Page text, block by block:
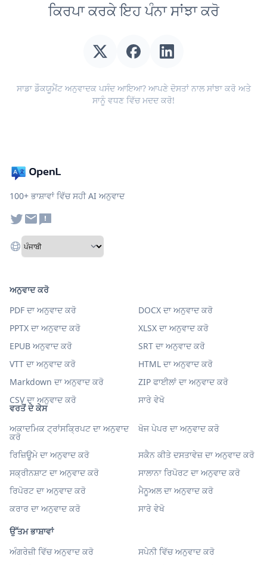
ਕਿਰਪਾ ਕਰਕੇ ਇਹ ਪੰਨਾ ਸਾਂਝਾ ਕਰੋ
ਸਾਡਾ ਡੌਕਯੂਮੈਂਟ ਅਨੁਵਾਦਕ ਪਸੰਦ ਆਇਆ? ਆਪਣੇ ਦੋਸਤਾਂ ਨਾਲ ਸਾਂਝਾ ਕਰੋ ਅਤੇ
ਸਾਨੂੰ ਵਧਣ ਵਿੱਚ ਮਦਦ ਕਰੋ!
100+ ਭਾਸ਼ਾਵਾਂ ਵਿੱਚ ਸਹੀ AI ਅਨੁਵਾਦ
ਵਰਤੋਂ ਦੇ ਕੇਸ
ਅਕਾਦਮਿਕ ਟ੍ਰਾਂਸਕ੍ਰਿਪਟ ਦਾ ਅਨੁਵਾਦ
ਕਰੋ
ਖੋਜ ਪੇਪਰ ਦਾ ਅਨੁਵਾਦ ਕਰੋ
ਰਿਜ਼ਿਊਮੇ ਦਾ ਅਨੁਵਾਦ ਕਰੋ
ਸਕੈਨ ਕੀਤੇ ਦਸਤਾਵੇਜ਼ ਦਾ ਅਨੁਵਾਦ ਕਰੋ
ਸਕ੍ਰੀਨਸ਼ਾਟ ਦਾ ਅਨੁਵਾਦ ਕਰੋ
ਸਾਲਾਨਾ ਰਿਪੋਰਟ ਦਾ ਅਨੁਵਾਦ ਕਰੋ
ਰਿਪੋਰਟ ਦਾ ਅਨੁਵਾਦ ਕਰੋ
ਮੈਨੂਅਲ ਦਾ ਅਨੁਵਾਦ ਕਰੋ
ਕਰਾਰ ਦਾ ਅਨੁਵਾਦ ਕਰੋ
ਸਾਰੇ ਵੇਖੋ
ਉੱਤਮ ਭਾਸ਼ਾਵਾਂ
ਅੰਗਰੇਜ਼ੀ ਵਿੱਚ ਅਨੁਵਾਦ ਕਰੋ
ਸਪੇਨੀ ਵਿੱਚ ਅਨੁਵਾਦ ਕਰੋ
ਅਨੁਵਾਦ ਕਰੋ
PDF ਦਾ ਅਨੁਵਾਦ ਕਰੋ
DOCX ਦਾ ਅਨੁਵਾਦ ਕਰੋ
PPTX ਦਾ ਅਨੁਵਾਦ ਕਰੋ
XLSX ਦਾ ਅਨੁਵਾਦ ਕਰੋ
EPUB ਅਨੁਵਾਦ ਕਰੋ
SRT ਦਾ ਅਨੁਵਾਦ ਕਰੋ
VTT ਦਾ ਅਨੁਵਾਦ ਕਰੋ
HTML ਦਾ ਅਨੁਵਾਦ ਕਰੋ
Markdown ਦਾ ਅਨੁਵਾਦ ਕਰੋ
ZIP ਫਾਈਲਾਂ ਦਾ ਅਨੁਵਾਦ ਕਰੋ
CSV ਦਾ ਅਨੁਵਾਦ ਕਰੋ
ਸਾਰੇ ਵੇਖੋ